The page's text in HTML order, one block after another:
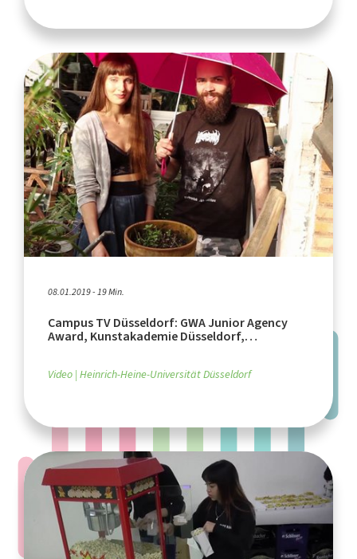
08.01.2019 - 19 Min.
Campus TV Düsseldorf: GWA Junior Agency
Award, Kunstakademie Düsseldorf,
Video Heinrich-Heine-Universität Düsseldorf